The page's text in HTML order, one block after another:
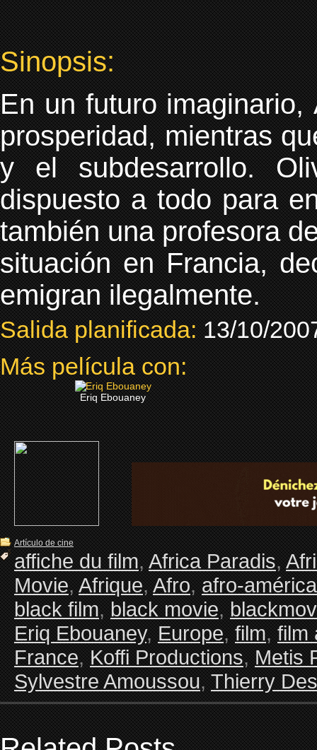
Sinopsis:
En un futuro
prosperidad, mientras
y el subdesarrollo.
dispuesto a todo para
también una profesora
situación en Francia,
emigran ilegalmente.
Salida planificada:13/10/
Más película con:
Eriq Ebouaney
Artículo de cine
affiche du film,Africa Paradis,
Movie,Afrique,Afro,afro-
black film,black movie,
Eriq Ebouaney,Europe,film,film
France,Koffi Productions,Metis
Sylvestre Amoussou,Thierry